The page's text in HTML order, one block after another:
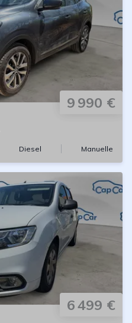
9 990 €
Diesel Manuelle
6 499 €